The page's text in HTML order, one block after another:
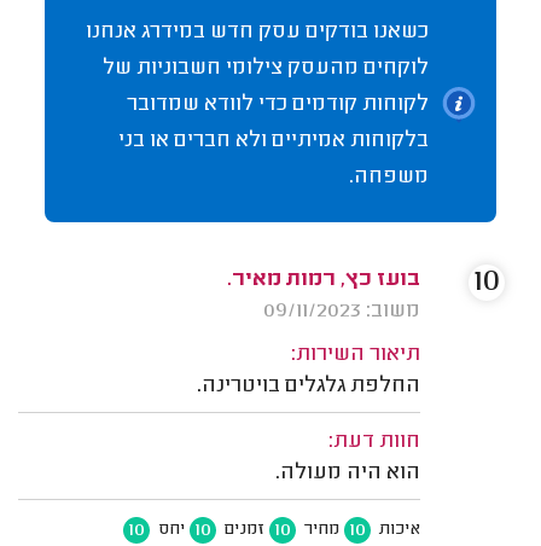
כשאנו בודקים עסק חדש במידרג אנחנו
לוקחים מהעסק צילומי חשבוניות של
לקוחות קודמים כדי לוודא שמדובר
בלקוחות אמיתיים ולא חברים או בני
משפחה.
בועז כץ, רמות מאיר.
משוב: 09/11/2023
תיאור השירות:
החלפת גלגלים בויטרינה.
חוות דעת:
הוא היה מעולה.
איכות 10 מחיר 10 זמנים 10 יחס 10
10